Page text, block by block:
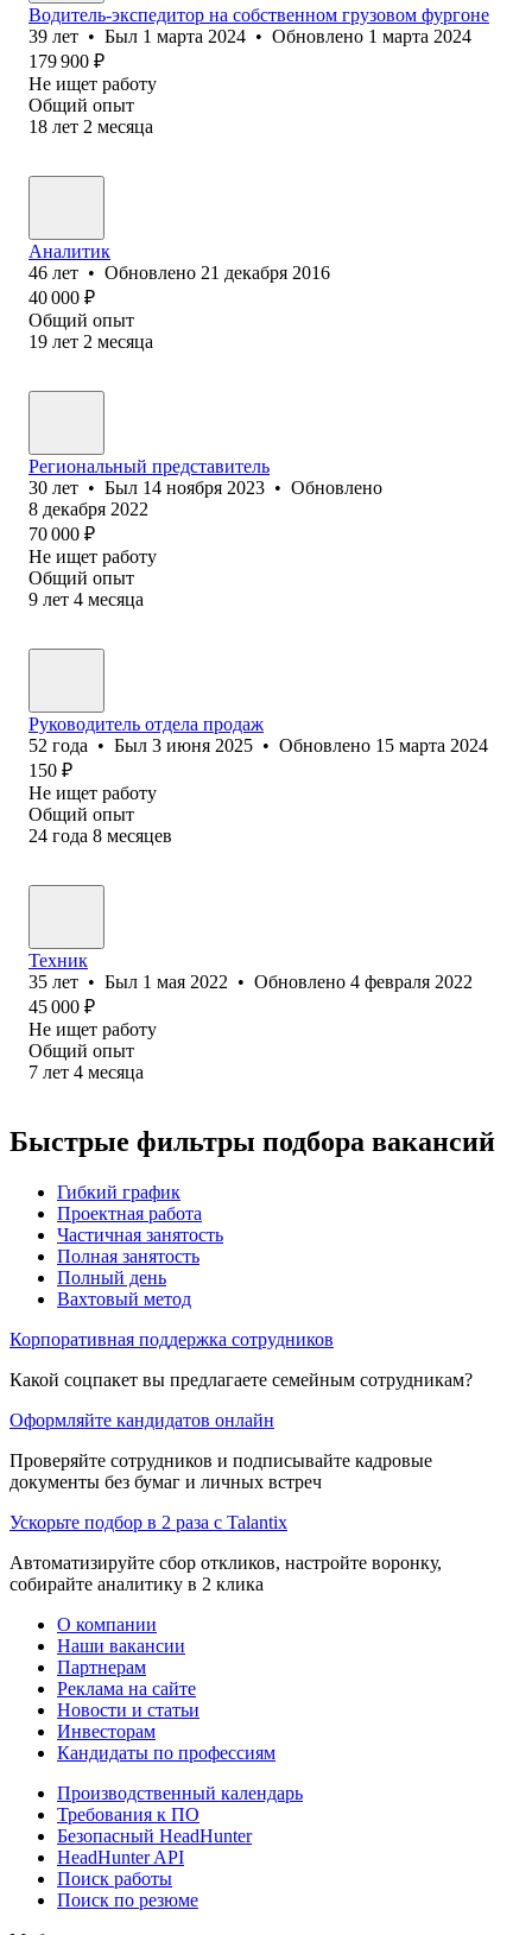
Водитель-экспедитор на собственном грузовом фургоне
39 лет • Был 1 марта 2024 • Обновлено 1 марта 2024
179 900 ₽
Не ищет работу
Общий опыт
18 лет 2 месяца
Аналитик
46 лет • Обновлено 21 декабря 2016
40 000 ₽
Общий опыт
19 лет 2 месяца
Региональный представитель
30 лет • Был 14 ноября 2023 • Обновлено
8 декабря 2022
70 000 ₽
Не ищет работу
Общий опыт
9 лет 4 месяца
Руководитель отдела продаж
52 года • Был 3 июня 2025 • Обновлено 15 марта 2024
150 ₽
Не ищет работу
Общий опыт
24 года 8 месяцев
Техник
35 лет • Был 1 мая 2022 • Обновлено 4 февраля 2022
45 000 ₽
Не ищет работу
Общий опыт
7 лет 4 месяца
Быстрые фильтры подбора вакансий
Гибкий график
Проектная работа
Частичная занятость
Полная занятость
Полный день
Вахтовый метод
Корпоративная поддержка сотрудников
Какой соцпакет вы предлагаете семейным сотрудникам?
Оформляйте кандидатов онлайн
Проверяйте сотрудников и подписывайте кадровые
документы без бумаг и личных встреч
Ускорьте подбор в 2 раза с Talantix
Автоматизируйте сбор откликов, настройте воронку,
собирайте аналитику в 2 клика
О компании
Наши вакансии
Партнерам
Реклама на сайте
Новости и статьи
Инвесторам
Кандидаты по профессиям
Производственный календарь
Требования к ПО
Безопасный HeadHunter
HeadHunter API
Поиск работы
Поиск по резюме